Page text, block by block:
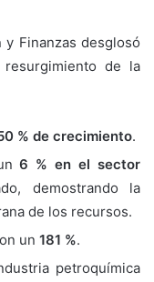
Finanzas desglosó
de la
% de crecimiento.
6 % en el sector
demostrando la
de los recursos.
un 181 %.
petroquímica